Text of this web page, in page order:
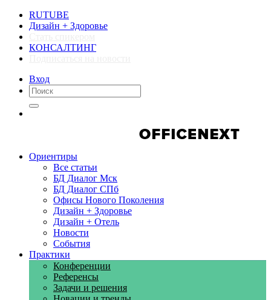
RUTUBE
Дизайн + Здоровье
КОНСАЛТИНГ
Вход
Ориентиры
Все статьи
БД Диалог Мск
БД Диалог СПб
Офисы Нового Поколения
Дизайн + Здоровье
Дизайн + Отель
Новости
События
Практики
Конференции
Референсы
Задачи и решения